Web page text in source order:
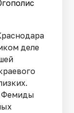
деле
Фемиды